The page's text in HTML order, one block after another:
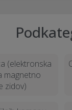
(elektronska
magnetno
zidov)